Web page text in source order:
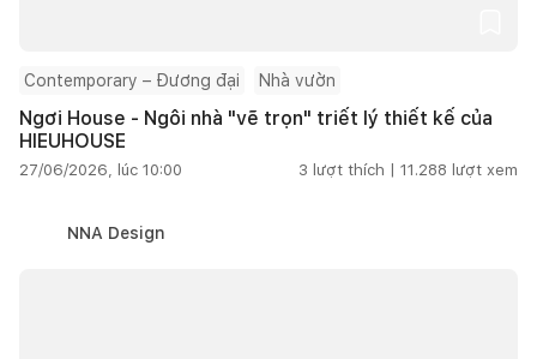
Contemporary – Đương đại Nhà vườn
Ngơi House - Ngôi nhà "vẽ trọn" triết lý thiết kế của
HIEUHOUSE
27/06/2026, lúc 10:00 3 lượt thích | 11.288 lượt xem
NNA Design